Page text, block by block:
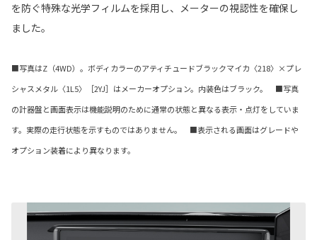
を防ぐ特殊な光学フィルムを採用し、メーターの視認性を確保し
ました。
■写真はZ（4WD）。ボディカラーのアティチュードブラックマイカ〈218〉×プレ
シャスメタル〈1L5〉［2YJ］はメーカーオプション。内装色はブラック。 ■写真
の計器盤と画面表示は機能説明のために通常の状態と異なる表示・点灯をしていま
す。実際の走行状態を示すものではありません。 ■表示される画面はグレードや
オプション装着により異なります。